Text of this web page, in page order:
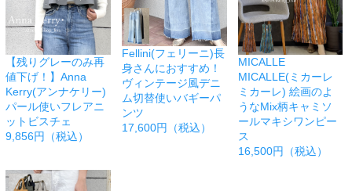
【残りグレーのみ再
値下げ！】Anna
Kerry(アンナケリー)
パール使いフレアニ
ットビスチェ
9,856円（税込）
Fellini(フェリーニ)長
身さんにおすすめ！
ヴィンテージ風デニ
ム切替使いバギーパ
ンツ
17,600円（税込）
MICALLE
MICALLE(ミカーレ
ミカーレ) 絵画のよ
うなMix柄キャミソ
ールマキシワンピー
ス
16,500円（税込）